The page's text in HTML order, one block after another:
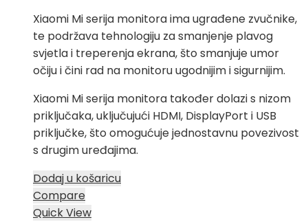
Xiaomi Mi serija monitora ima ugrađene zvučnike,
te podržava tehnologiju za smanjenje plavog
svjetla i treperenja ekrana, što smanjuje umor
očiju i čini rad na monitoru ugodnijim i sigurnijim.
Xiaomi Mi serija monitora također dolazi s nizom
priključaka, uključujući HDMI, DisplayPort i USB
priključke, što omogućuje jednostavnu povezivost
s drugim uređajima.
Dodaj u košaricu
Compare
Quick View